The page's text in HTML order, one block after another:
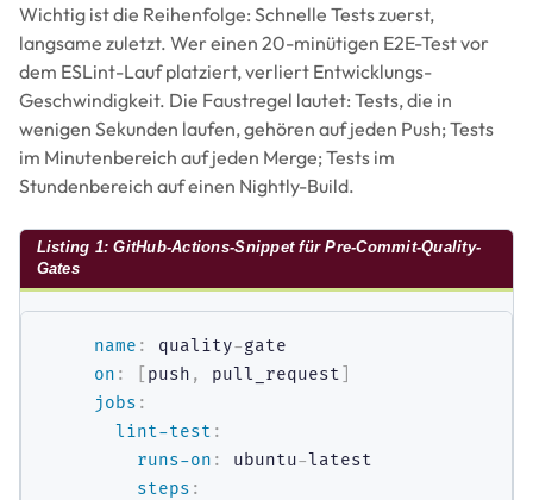
Wichtig ist die Reihenfolge: Schnelle Tests zuerst,
langsame zuletzt. Wer einen 20-minütigen E2E-Test vor
dem ESLint-Lauf platziert, verliert Entwicklungs-
Geschwindigkeit. Die Faustregel lautet: Tests, die in
wenigen Sekunden laufen, gehören auf jeden Push; Tests
im Minutenbereich auf jeden Merge; Tests im
Stundenbereich auf einen Nightly-Build.
Listing 1: GitHub-Actions-Snippet für Pre-Commit-Quality-
Gates
name : quality-
on : push , pull_request
jobs :
lint-test :
runs-on : ubuntu-latest
steps :